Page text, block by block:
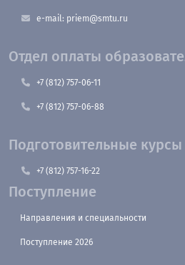
e-mail: priem@smtu.ru
Отдел оплаты
+7 (812) 757-06-11
+7 (812) 757-06-88
Подготовительные курсы
+7 (812) 757-16-22
Поступление
Направления и специальности
Поступление 2026